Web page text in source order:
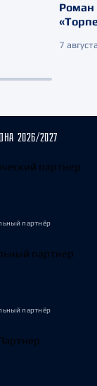
Роман
7
2026/2027
партнёр
партнёр